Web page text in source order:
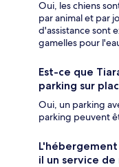
Oui, les chiens
par animal et par
d'assistance sont
gamelles pour
Est-ce que
parking sur
Oui, un parking
parking peuvent
il un service